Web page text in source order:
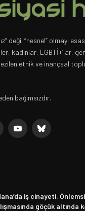
değil “nesnel” olmayı
kadınlar, LGBTİ+’lar,
etnik ve inançsal
bağımsızdır.
YouTubeBluesky
iş cinayeti:
göçük altında